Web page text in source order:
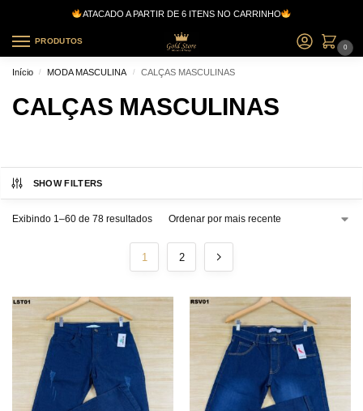
ATACADO A PARTIR DE 6 ITENS NO CARRINHO
PRODUTOS
0
Início / MODA MASCULINA / CALÇAS MASCULINAS
CALÇAS MASCULINAS
SHOW FILTERS
Exibindo 1–60 de 78 resultados
1 2